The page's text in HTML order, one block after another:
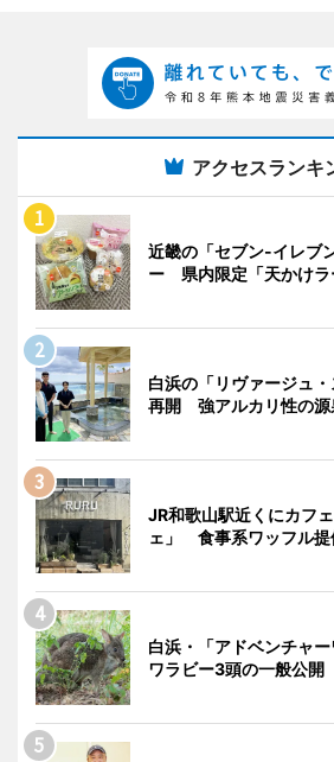
アクセスランキ
近畿の「セブン-イレブ
ー 県内限定「天かけラ
白浜の「リヴァージュ
再開 強アルカリ性の源
JR和歌山駅近くにカフ
ェ」 食事系ワッフル提
白浜・「アドベンチャ
ワラビー3頭の一般公開